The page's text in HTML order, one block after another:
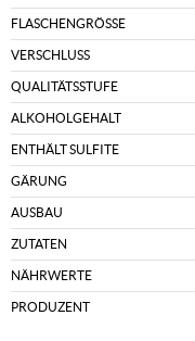
FLASCHENGRÖSSE
VERSCHLUSS
QUALITÄTSSTUFE
ALKOHOLGEHALT
ENTHÄLT SULFITE
GÄRUNG
AUSBAU
ZUTATEN
NÄHRWERTE
PRODUZENT